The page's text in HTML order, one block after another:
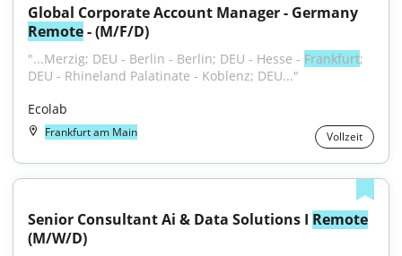
Remote - (M/F/D)
"...Merzig; DEU - Berlin - Berlin; DEU - Hesse - Frankfurt;
DEU - Rhineland Palatinate - Koblenz; DEU..."
Ecolab
Frankfurt am Main Vollzeit
Senior Consultant Ai & Data Solutions I Remote
(M/W/D)